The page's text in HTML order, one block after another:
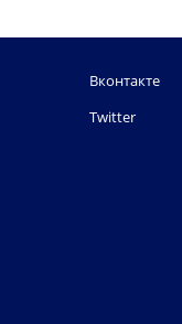
Вконтакте
Twitter